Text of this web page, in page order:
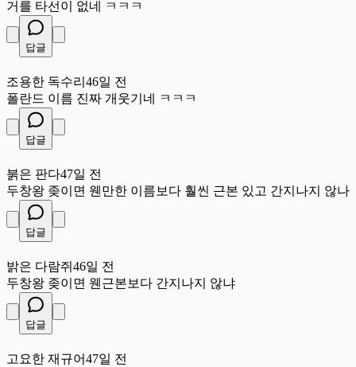
거를 타선이 없네 ㅋㅋㅋ
답글
조용한 독수리 46일 전
폴란드 이름 진짜 개웃기네 ㅋㅋㅋ
답글
붉은 판다47일 전
두창왕 좆이면 웬만한 이름보다 훨씬 근본 있고 간지나지 않나
답글
밝은 다람쥐 46일 전
두창왕 좆이면 웬근본보다 간지나지 않냐
답글
고요한 재규어47일 전